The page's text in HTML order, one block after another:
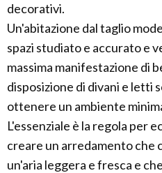
decorativi.
Un'abitazione dal taglio
spazi studiato e accurato e
massima manifestazione di
disposizione di divani e letti
ottenere un ambiente
L'essenziale è la regola per
creare un arredamento che
un'aria leggera e fresca e